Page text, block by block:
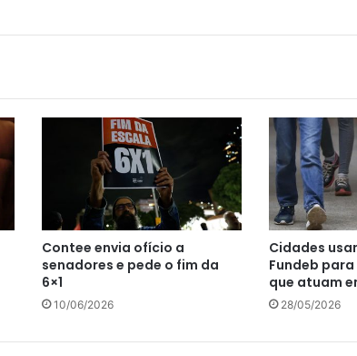
Contee envia ofício a
senadores e pede o fim da
6×1
10/06/2026
Cidades
Fundeb
que atuam
28/05/2026